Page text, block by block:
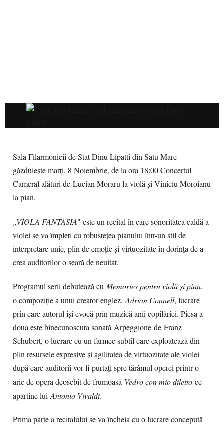
Sala Filarmonicii de Stat Dinu Lipatti din Satu Mare
găzduiește marți, 8 Noiembrie, de la ora 18:00 Concertul
Cameral alături de Lucian Moraru la violăși Viniciu Moroianu
la pian.
„VIOLA FANTASIA" este un recital în care sonoritatea caldă a
violei se va împleti cu robustețea pianului într-un stil de
interpretare unic, plin de emoţie şi virtuozitate în dorința de a
crea auditorilor o seară de neuitat.
Programul serii debutează cu Memories pentru violă și pian,
o compoziție a unui creator englez,Adrian Connell, lucrare
prin care autorul își evocă prin muzică anii copilăriei. Piesa a
doua este binecunoscuta sonată Arpeggione de Franz
Schubert, o lucrare cu un farmec subtil care exploatează din
plin resursele expresive și agilitatea de virtuozitate ale violei
după care auditorii vor fi purtați spre tărâmul operei printr-o
arie de opera deosebit de frumoasă Vedro con mio diletto ce
apartine luiAntonio Vivaldi.
Prima parte a recitalului se va încheia cu o lucrare concepută